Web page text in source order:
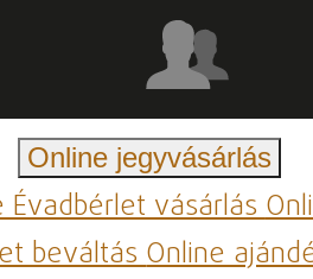
Online jegyvásárlás
Évadbérlet vásárlás
beváltásOnline